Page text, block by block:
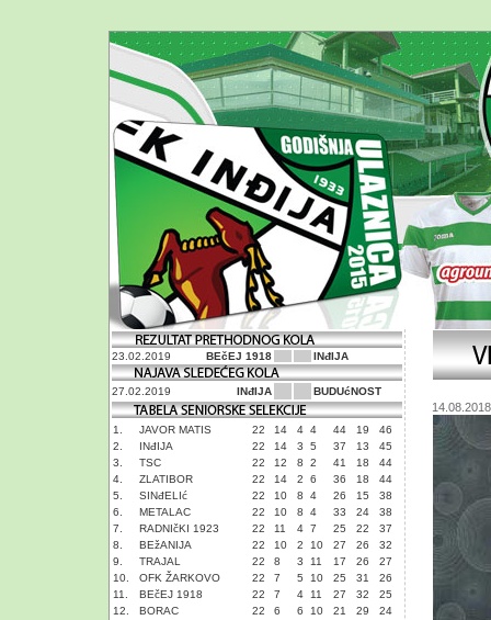
23.02.2019 BEčEJ 1918 INđIJA
27.02.2019 INđIJA BUDUćNOST
1. JAVOR MATIS 22 14 4 4 44 19
46
2.
INđIJA 22 14 3 5 37 13
45
3.
TSC 22 12 8 2 41 18
44
4.
ZLATIBOR 22 14 2 6 36 18
44
5.
SINđELIć 22 10 8 4 26 15
38
6.
METALAC 22 10 8 4 33 24
38
7.
RADNIčKI 1923 22 11 4 7 25 22
37
8.
BEžANIJA 22 10 2 10 27 26
32
9.
TRAJAL 22 8 3 11 17 26
27
10.
OFK ŽARKOVO 22 7 5 10 25 31
26
11.
BEčEJ 1918 22 7 4 11 27 32
25
12.
BORAC 22 6 6 10 21 29
24
14.08.2018